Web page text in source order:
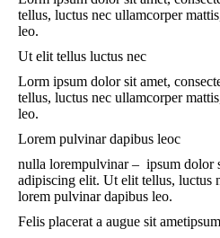
tellus, luctus nec ullamcorper
leo.
Ut elit tellus luctus nec
Lorm ipsum dolor sit amet,
tellus, luctus nec ullamcorper
leo.
Lorem pulvinar dapibus leoc
nulla lorempulvinar – ipsum dolor
adipiscing elit. Ut elit tellus, luctus
lorem pulvinar dapibus leo.
Felis placerat a augue sit